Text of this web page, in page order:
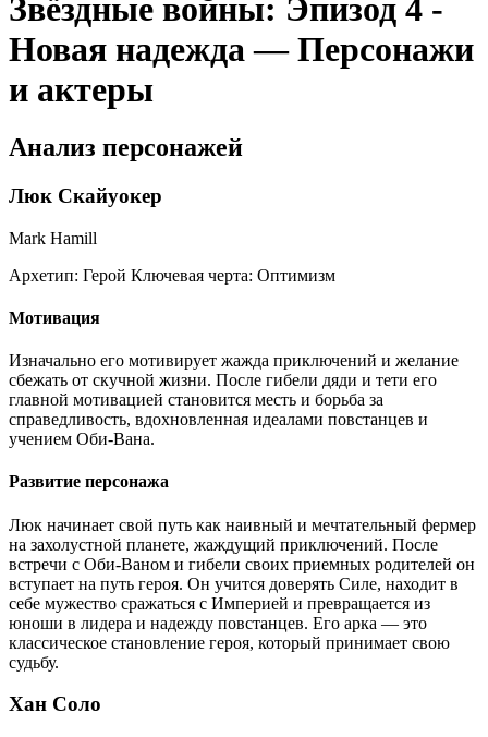
Звёздные войны: Эпизод 4 -
Новая надежда — Персонажи
и актеры
Анализ персонажей
Люк Скайуокер
Mark Hamill
Архетип: Герой Ключевая черта: Оптимизм
Мотивация
Изначально его мотивирует жажда приключений и желание
сбежать от скучной жизни. После гибели дяди и тети его
главной мотивацией становится месть и борьба за
справедливость, вдохновленная идеалами повстанцев и
учением Оби-Вана.
Развитие персонажа
Люк начинает свой путь как наивный и мечтательный фермер
на захолустной планете, жаждущий приключений. После
встречи с Оби-Ваном и гибели своих приемных родителей он
вступает на путь героя. Он учится доверять Силе, находит в
себе мужество сражаться с Империей и превращается из
юноши в лидера и надежду повстанцев. Его арка — это
классическое становление героя, который принимает свою
судьбу.
Хан Соло